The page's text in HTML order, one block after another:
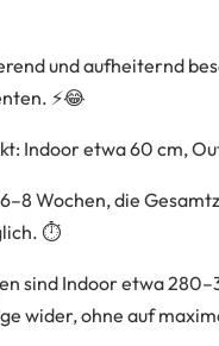
und aufheiternd
⚡😂
Indoor etwa 60 cm,
Wochen, die
⏱️
sind Indoor etwa
wider, ohne auf